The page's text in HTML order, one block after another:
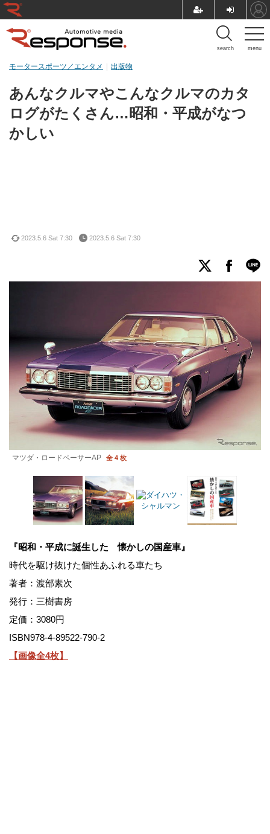
menu
search
あんなクルマやこんなクルマのカタ
ログがたくさん…昭和・平成がなつ
かしい
モータースポーツ／エンタメ 出版物
2023.5.6 Sat 7:30 2023.5.6 Sat 7:30
マツダ・ロードペーサーAP 全 4 枚
『昭和・平成に誕生した 懐かしの国産車』
時代を駆け抜けた個性あふれる車たち
著者：渡部素次
発行：三樹書房
定価：3080円
ISBN978-4-89522-790-2
【画像全4枚】